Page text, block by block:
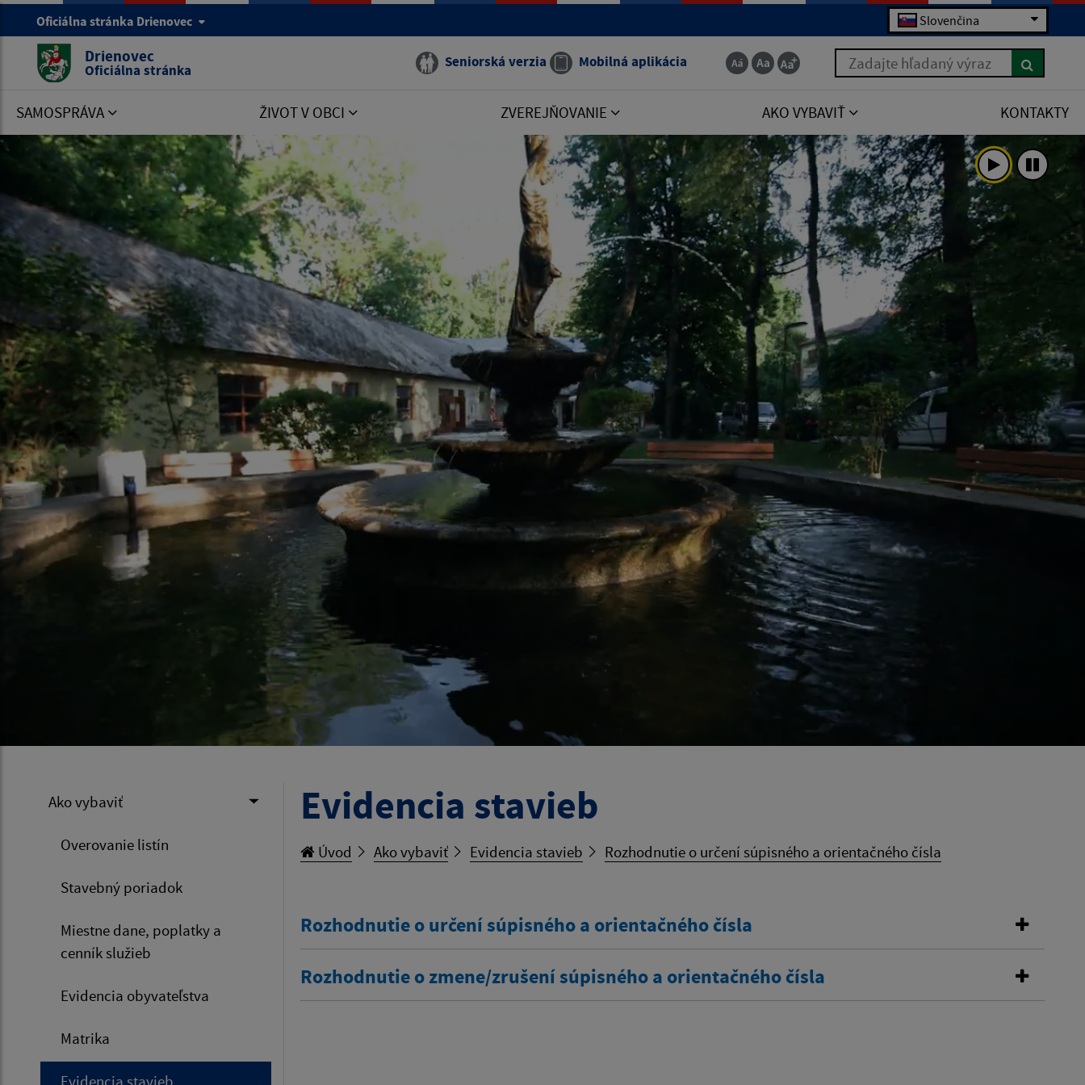
Oficiálna stránka Drienovec Slovenčina
Drienovec
Oficiálna stránka Seniorská verzia Mobilná aplikácia Zadajte hľadaný výraz
SAMOSPRÁVA ŽIVOT V OBCI ZVEREJŇOVANIE AKO VYBAVIŤ KONTAKTY
Ako vybaviť
Overovanie listín
Stavebný poriadok
Miestne dane, poplatky a
cenník služieb
Evidencia obyvateľstva
Matrika
Evidencia stavieb
Evidencia stavieb
Úvod Ako vybaviť Evidencia stavieb Rozhodnutie o určení súpisného a orientačného čísla
Rozhodnutie o určení súpisného a orientačného čísla
Rozhodnutie o zmene/zrušení súpisného a orientačného čísla